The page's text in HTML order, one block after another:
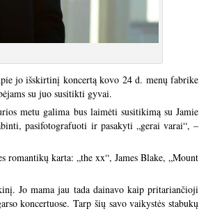
jo išskirtinį koncertą kovo 24 d. menų fabrike
su juo susitikti gyvai.
metu galima bus laimėti susitikimą su Jamie
pasifotografuoti ir pasakyti „gerai varai“, –
karta: „the xx“, James Blake, „Mount
Jo mama jau tada dainavo kaip pritariančioji
koncertuose. Tarp šių savo vaikystės stabukų